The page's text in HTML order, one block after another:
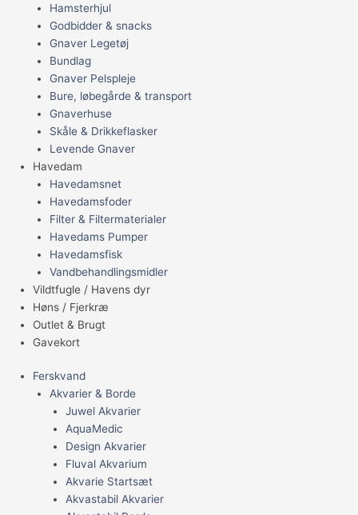
Hamsterhjul
Godbidder & snacks
Gnaver Legetøj
Bundlag
Gnaver Pelspleje
Bure, løbegårde & transport
Gnaverhuse
Skåle & Drikkeflasker
Levende Gnaver
Havedam
Havedamsnet
Havedamsfoder
Filter & Filtermaterialer
Havedams Pumper
Havedamsfisk
Vandbehandlingsmidler
Vildtfugle / Havens dyr
Høns / Fjerkræ
Outlet & Brugt
Gavekort
Ferskvand
Akvarier & Borde
Juwel Akvarier
AquaMedic
Design Akvarier
Fluval Akvarium
Akvarie Startsæt
Akvastabil Akvarier